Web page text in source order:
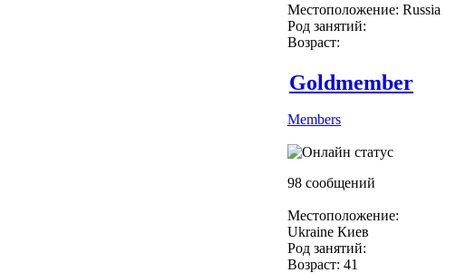
Местоположение: Russia
Род занятий:
Возраст:
Goldmember
Members
98 сообщений
Местоположение:
Ukraine Киев
Род занятий:
Возраст: 41